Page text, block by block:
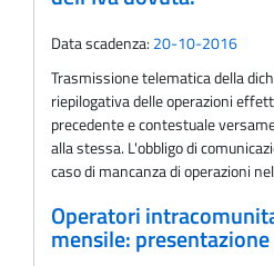
Data scadenza: 20-10-2016
Trasmissione telematica della
riepilogativa delle operazioni
precedente e contestuale
alla stessa. L'obbligo di
caso di mancanza di operazioni
Operatori
mensile: presentazione